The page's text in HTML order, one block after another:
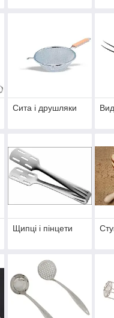
Сита і друшляки
Щипці і пінцети